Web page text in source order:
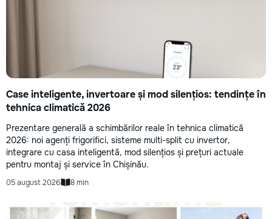
Case inteligente, invertoare și mod silențios: tendințe în
tehnica climatică 2026
Prezentare generală a schimbărilor reale în tehnica climatică
2026: noi agenți frigorifici, sisteme multi-split cu invertor,
integrare cu casa inteligentă, mod silențios și prețuri actuale
pentru montaj și service în Chișinău.
05 august 2026 8 min